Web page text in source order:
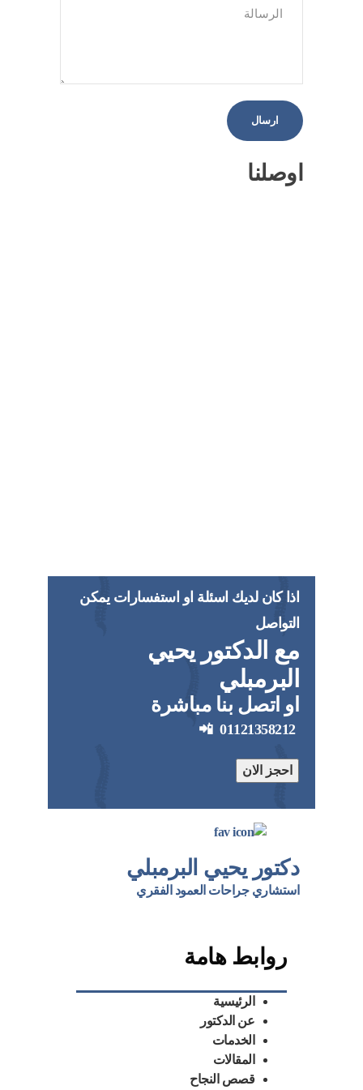
اوصلنا
اذا كان لديك اسئلة او استفسارات يمكن
التواصل
مع الدكتور يحيي
البرمبلي
او اتصل بنا مباشرة
01121358212
📲
احجز الان
دكتور يحيي البرمبلي
استشاري جراحات العمود الفقري
روابط هامة
الرئيسية
عن الدكتور
الخدمات
المقالات
قصص النجاح